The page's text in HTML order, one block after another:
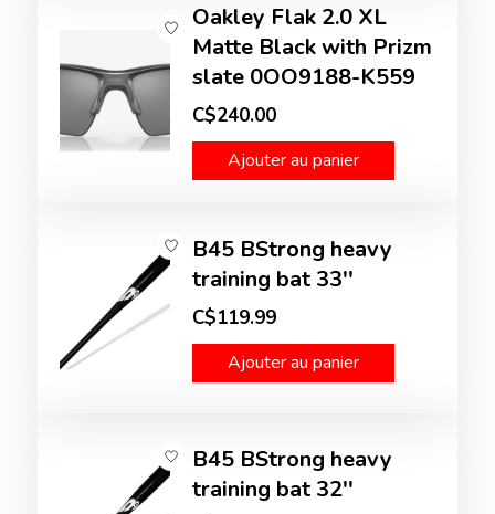
Oakley Flak 2.0 XL
Matte Black with Prizm
slate 0OO9188-K559
C$240.00
Ajouter au panier
B45 BStrong heavy
training bat 33''
C$119.99
Ajouter au panier
B45 BStrong heavy
training bat 32''